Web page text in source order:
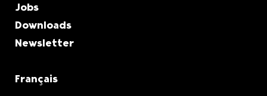
Jobs
Downloads
Newsletter
Français